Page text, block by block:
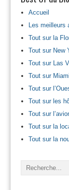
Accueil
Les meilleurs
Tout sur la
Tout sur New
Tout sur Las
Tout sur Miami
Tout sur
Tout sur les
Tout sur
Tout sur la
Tout sur la